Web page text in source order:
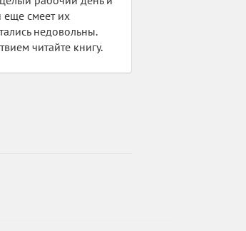
еще смеет их
недовольны.
читайте книгу.